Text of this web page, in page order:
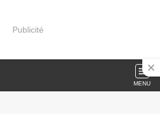
Publicité
MENU